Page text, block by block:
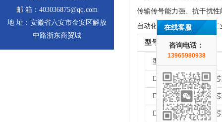
邮 箱：403036875@qq.com
地 址：安徽省六安市金安区解放
中路浙东商贸城
传输传号能力强、抗干扰
自动化装置，以及一般的
型号/名称/性能
型号
DJYPV 铜
DJYP2V 铜
DJYP3V 铜
在线客服
咨询电话：
13965980938